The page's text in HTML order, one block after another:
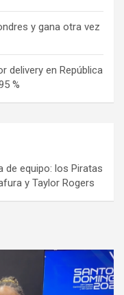
y gana otra vez
delivery en República
%
de equipo: los Piratas
y Taylor Rogers